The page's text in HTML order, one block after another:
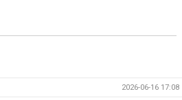
2026-06-16 17:08